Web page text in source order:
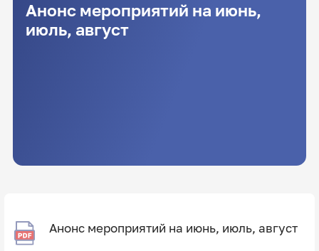
Анонс мероприятий на июнь,
июль, август
Анонс мероприятий на июнь, июль, август